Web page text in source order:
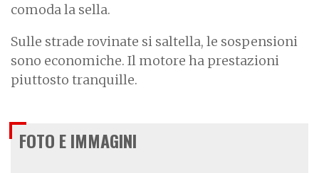
comoda la sella.
Sulle strade rovinate si saltella, le sospensioni
sono economiche. Il motore ha prestazioni
piuttosto tranquille.
FOTO E IMMAGINI